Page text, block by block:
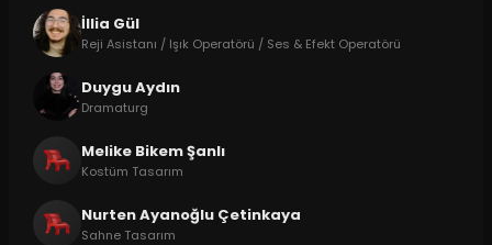
İllia Gül
Reji Asistanı / Işık Operatörü / Ses & Efekt Operatörü
Duygu Aydın
Dramaturg
Melike Bikem Şanlı
Kostüm Tasarım
Nurten Ayanoğlu Çetinkaya
Sahne Tasarım